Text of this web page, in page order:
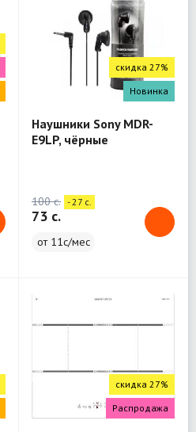
скидка 27%
Новинка
Наушники Sony MDR-
E9LP, чёрные
100 c. - 27 c.
73 c.
от 11с/мес
скидка 27%
Распродажа